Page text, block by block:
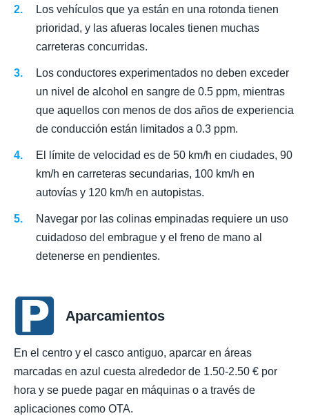
Los vehículos que ya están en una rotonda tienen
prioridad, y las afueras locales tienen muchas
carreteras concurridas.
Los conductores experimentados no deben exceder
un nivel de alcohol en sangre de 0.5 ppm, mientras
que aquellos con menos de dos años de experiencia
de conducción están limitados a 0.3 ppm.
El límite de velocidad es de 50 km/h en ciudades, 90
km/h en carreteras secundarias, 100 km/h en
autovías y 120 km/h en autopistas.
Navegar por las colinas empinadas requiere un uso
cuidadoso del embrague y el freno de mano al
detenerse en pendientes.
Aparcamientos
En el centro y el casco antiguo, aparcar en áreas
marcadas en azul cuesta alrededor de 1.50-2.50 € por
hora y se puede pagar en máquinas o a través de
aplicaciones como OTA.